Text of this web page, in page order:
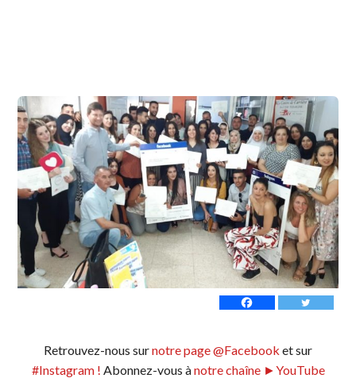
Retrouvez-nous surnotre page @Facebook et sur
#Instagram ! Abonnez-vous ànotre chaîne ►YouTube